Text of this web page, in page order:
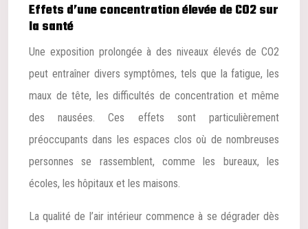
Effets d’une concentration élevée de CO2 sur
la santé
Une exposition prolongée à des niveaux élevés de CO2
peut entraîner divers symptômes, tels que la fatigue, les
maux de tête, les difficultés de concentration et même
des nausées. Ces effets sont particulièrement
préoccupants dans les espaces clos où de nombreuses
personnes se rassemblent, comme les bureaux, les
écoles, les hôpitaux et les maisons.
La qualité de l’air intérieur commence à se dégrader dès